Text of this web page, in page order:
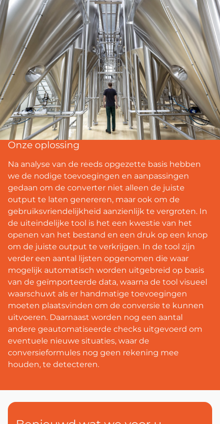
Onze oplossing
Na analyse van de reeds opgezette basis hebben
we de nodige toevoegingen en aanpassingen
gedaan om de converter niet alleen de juiste
output te laten genereren, maar ook om de
gebruiksvriendelijkheid aanzienlijk te vergroten. In
de uiteindelijke tool is het een kwestie van het
openen van het bestand en een druk op een knop
om de juiste output te verkrijgen. In de tool zijn
verder een aantal lijsten opgenomen die waar
mogelijk automatisch worden uitgebreid op basis
van de geïmporteerde data, waarna de tool visueel
waarschuwt als er handmatige toevoegingen
moeten plaatsvinden om de conversie te kunnen
uitvoeren. Daarnaast worden nog een aantal
andere geautomatiseerde checks uitgevoerd om
eventuele nieuwe situaties, waar de
conversieformules nog geen rekening mee
houden, te detecteren.